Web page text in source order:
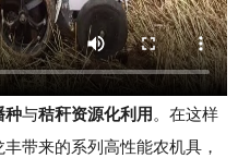
割、机收减损测试
等新技
种与秸秆资源化利用 。在这样
带来的系列高性能农机具，